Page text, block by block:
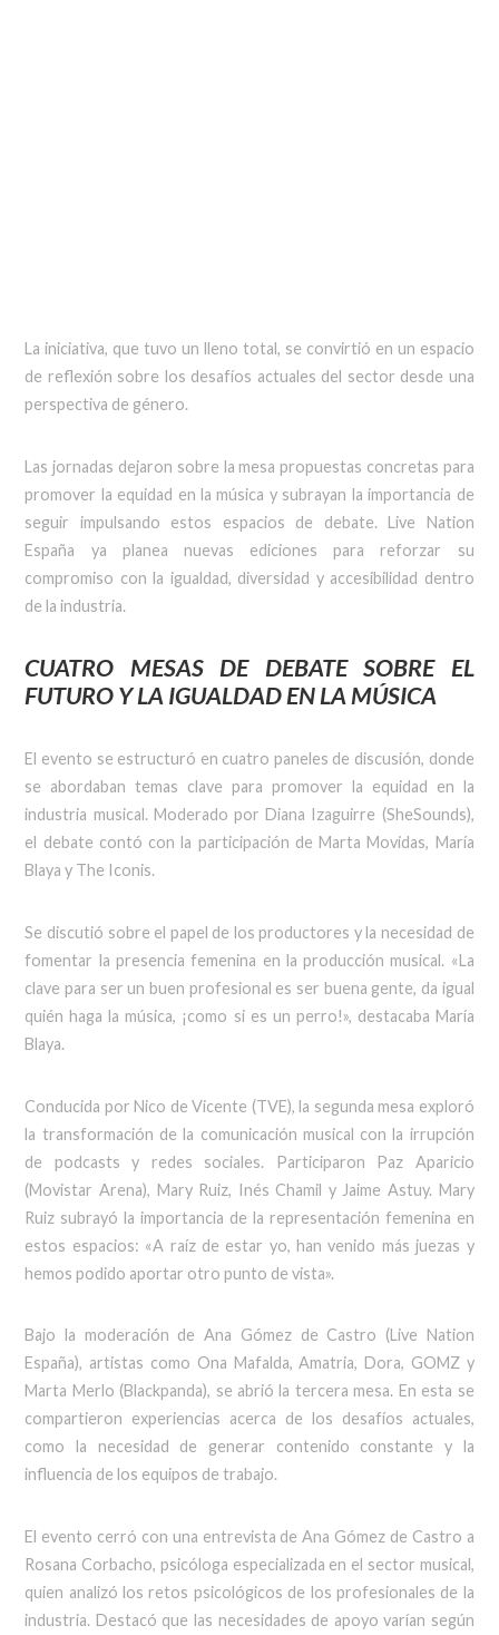
La iniciativa, que tuvo un lleno total, se convirtió en un espacio
de reflexión sobre los desafíos actuales del sector desde una
perspectiva de género.
Las jornadas dejaron sobre la mesa propuestas concretas para
promover la equidad en la música y subrayan la importancia de
seguir impulsando estos espacios de debate. Live Nation
España ya planea nuevas ediciones para reforzar su
compromiso con la igualdad, diversidad y accesibilidad dentro
de la industria.
CUATRO MESAS DE DEBATE SOBRE EL
FUTURO Y LA IGUALDAD EN LA MÚSICA
El evento se estructuró en cuatro paneles de discusión, donde
se abordaban temas clave para promover la equidad en la
industria musical. Moderado por Diana Izaguirre (SheSounds),
el debate contó con la participación de Marta Movidas, María
Blaya y The Iconis.
Se discutió sobre el papel de los productores y la necesidad de
fomentar la presencia femenina en la producción musical. «La
clave para ser un buen profesional es ser buena gente, da igual
quién haga la música, ¡como si es un perro!», destacaba María
Blaya.
Conducida por Nico de Vicente (TVE), la segunda mesa exploró
la transformación de la comunicación musical con la irrupción
de podcasts y redes sociales. Participaron Paz Aparicio
(Movistar Arena), Mary Ruiz, Inés Chamil y Jaime Astuy. Mary
Ruiz subrayó la importancia de la representación femenina en
estos espacios: «A raíz de estar yo, han venido más juezas y
hemos podido aportar otro punto de vista».
Bajo la moderación de Ana Gómez de Castro (Live Nation
España), artistas como Ona Mafalda, Amatria, Dora, GOMZ y
Marta Merlo (Blackpanda), se abrió la tercera mesa. En esta se
compartieron experiencias acerca de los desafíos actuales,
como la necesidad de generar contenido constante y la
influencia de los equipos de trabajo.
El evento cerró con una entrevista de Ana Gómez de Castro a
Rosana Corbacho, psicóloga especializada en el sector musical,
quien analizó los retos psicológicos de los profesionales de la
industria. Destacó que las necesidades de apoyo varían según